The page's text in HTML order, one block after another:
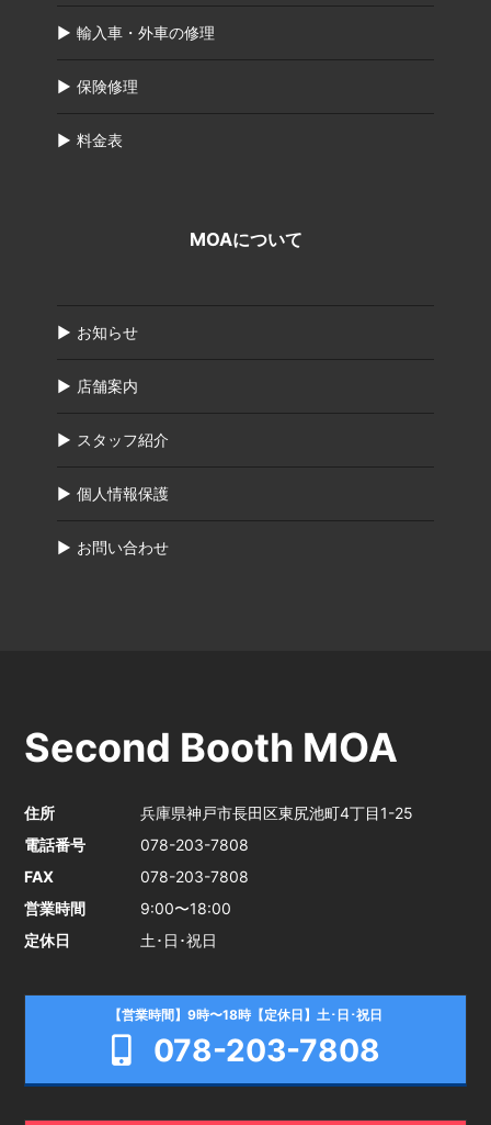
輸入車・外車の修理
保険修理
料金表
MOAについて
お知らせ
店舗案内
スタッフ紹介
個人情報保護
お問い合わせ
Second Booth MOA
住所
兵庫県神戸市長田区東尻池町4丁目1-25
電話番号
078-203-7808
FAX
078-203-7808
営業時間
9:00〜18:00
定休日
土･日･祝日
【営業時間】9時〜18時【定休日】土･日･祝日
078-203-7808